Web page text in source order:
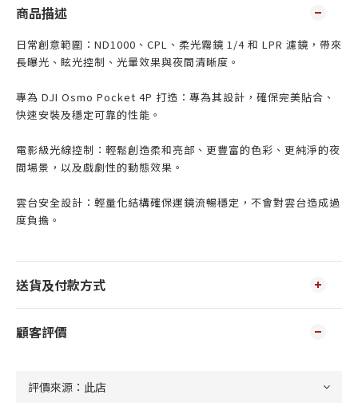
商品描述
日常創意範圍：ND1000、CPL、柔光霧鏡 1/4 和 LPR 濾鏡，帶來
長曝光、眩光控制、光暈效果與夜間清晰度。
專為 DJI Osmo Pocket 4P 打造：專為其設計，確保完美貼合、
快速安裝及穩定可靠的性能。
電影級光線控制：輕鬆創造柔和亮部、更豐富的色彩、更純淨的夜
間場景，以及戲劇性的動態效果。
雲台安全設計：輕量化結構確保運鏡流暢穩定，不會對雲台造成過
度負擔。
送貨及付款方式
顧客評價